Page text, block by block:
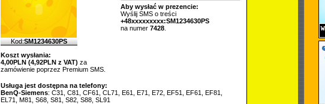
Kod:SM1234630PS
Koszt wysłania:
4,00PLN (4,92PLN z VAT) za
zamówienie poprzez Premium SMS.
Aby wysłać w prezencie:
Wyślij SMS o treści
+48xxxxxxxxx:SM1234630PS
na numer 7428.
Usługa jest dostępna na telefony:
BenQ-Siemens: C31, C81, CF61, CL71, E61, E71, E72, EF51, EF61, EF81,
EL71, M81, S68, S81, S82, S88, SL91